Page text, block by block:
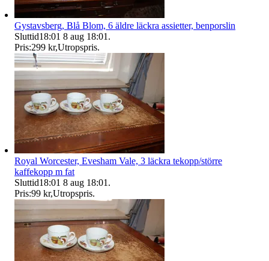
Gystavsberg, Blå Blom, 6 äldre läckra assietter, benporslin
Sluttid18:01 8 aug 18:01 .
Pris:299 kr,Utropspris.
Royal Worcester, Evesham Vale, 3 läckra tekopp/större
kaffekopp m fat
Sluttid18:01 8 aug 18:01 .
Pris:99 kr,Utropspris.